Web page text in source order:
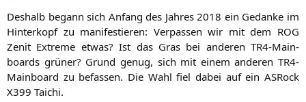
Des­halb begann sich Anfang des Jah­res 2018 ein Gedan­ke im
Hin­ter­kopf zu mani­fes­tie­ren: Ver­pas­sen wir mit dem ROG
Zenit Extre­me etwas? Ist das Gras bei ande­ren TR4-Main­
boards grü­ner? Grund genug, sich mit einem ande­ren TR4-
Main­board zu befas­sen. Die Wahl fiel dabei auf ein ASRock
X399 Taichi.